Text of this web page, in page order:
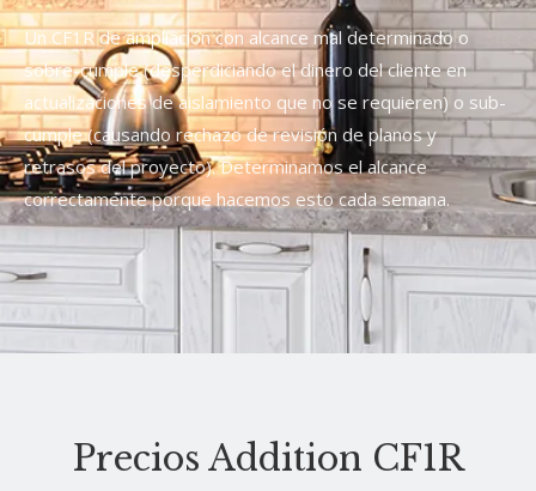
Un CF1R de ampliación con alcance mal determinado o
sobre-cumple (desperdiciando el dinero del cliente en
actualizaciones de aislamiento que no se requieren) o sub-
cumple (causando rechazo de revisión de planos y
retrasos del proyecto). Determinamos el alcance
correctamente porque hacemos esto cada semana.
Precios Addition CF1R